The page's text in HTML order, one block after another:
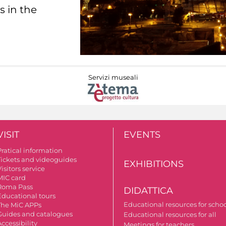
in the
Servizi museali
information
and videoguides
service
card
Pass
tours
MiC APPs
and catalogues
EVENTS
EXHIBITIONS
DIDATTICA
Educational resources for
Educational resources for all
Meetings for teachers